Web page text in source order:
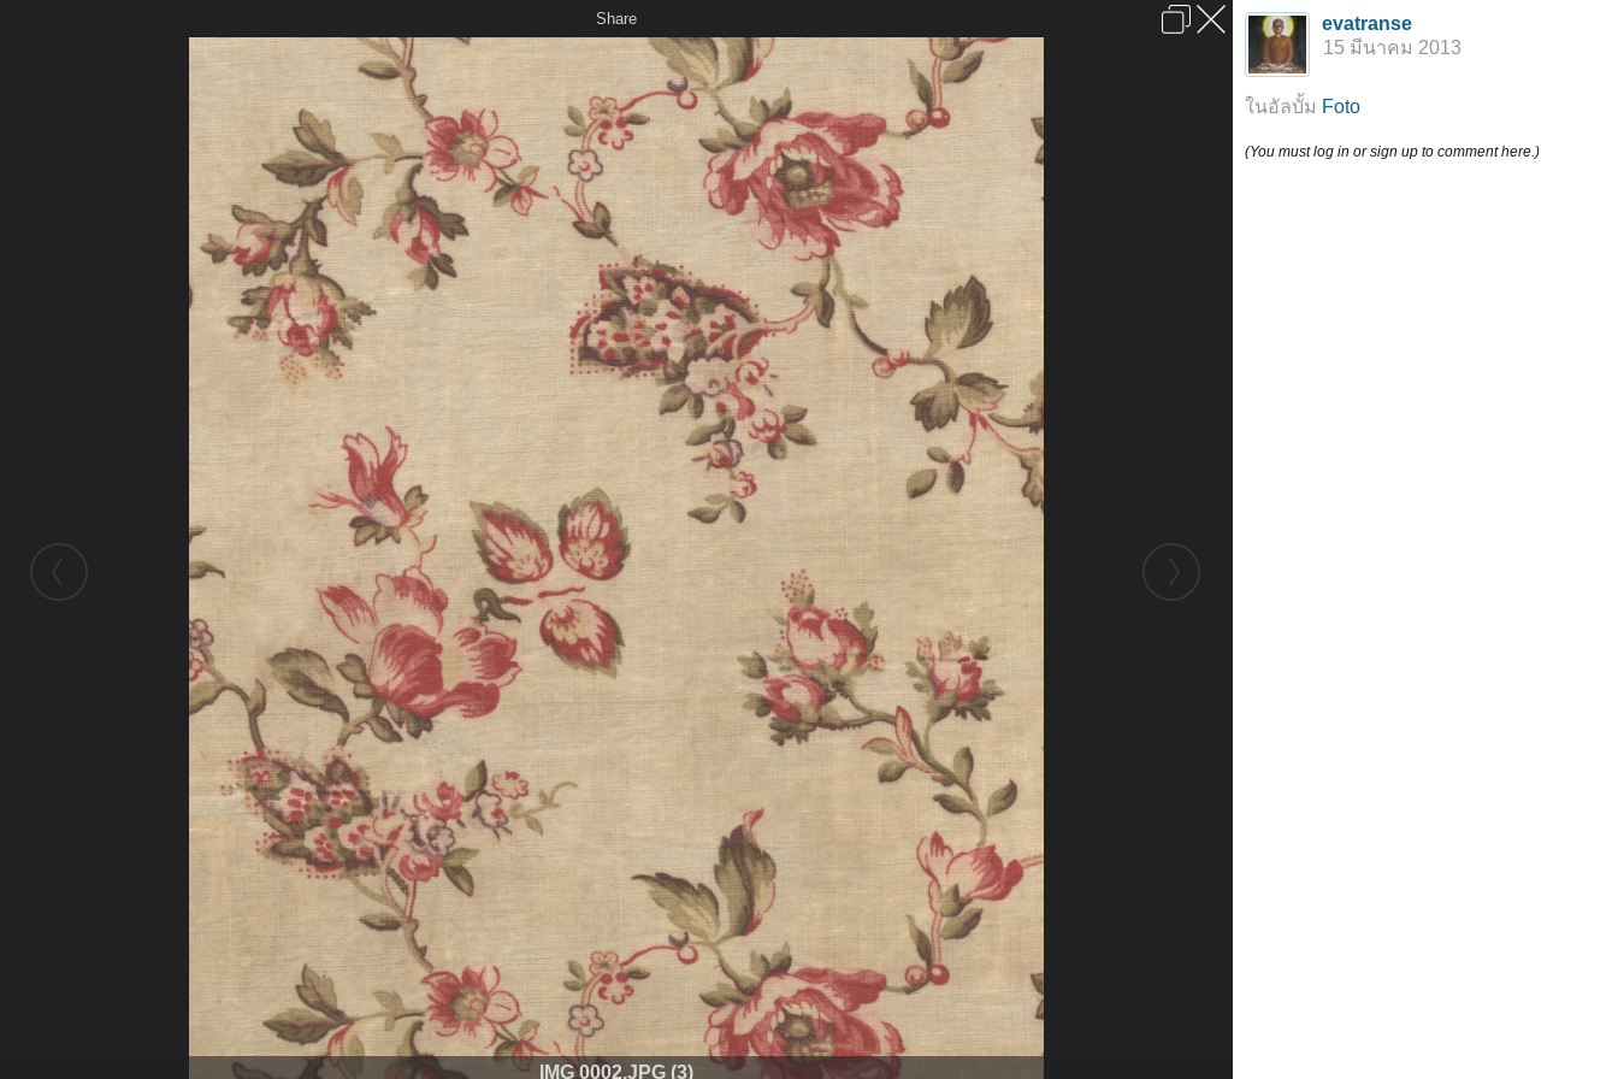
เข้าสู่ระบบหรือลงทะเบียน
General evatranse Foto
IMG 0002.JPG (3)
มีอะไรใหม่ วิดีโอ รูปภาพ
มีอะไรใหม่ คอลเล็คชั่น สถานที่ กล้อง แท็ก
เสียงธรรม สมาชิก ห้องสนทนา
ลงโฆษณา ติดต่อเรา ช่วยเหลือ
Share
IMG 0002.JPG (3)
evatranse
15 มีนาคม 2013
ในอัลบั้ม Foto
(You must log in or sign up to comment here.)